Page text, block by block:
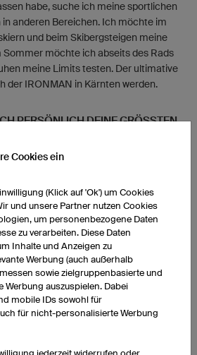
habe, suche ich meine sportlichen
anderen Bereichen. Ich möchte im
und beim Skibergsteigen meine
Sommer möchte ich abseits des Rads
meine Limits testen. Der ultimative
der IRONMAN in Kärnten werden.
PERSÖNLICH DEINE GRÖSSTEN E
Ergebnis 34.) dabei. Über mehrere
österreichischen Nationalteams. Beim
dem wichtigsten Event der lokalen
als 6. die Ziellinie überqueren. Ebenfalls
GP Slovenja UCI 1.2 UCI Punkte
2022 somit in 4 verschiedenen UCI
Vielseitigkeit möchte ich weiter
ausbauen.
Cookies ein
(Klick auf 'Ok') um Cookies
und unsere Partner nutzen Cookies
um personenbezogene Daten
zu verarbeiten. Diese Daten
Inhalte und Anzeigen zu
Werbung (auch außerhalb
sowie zielgruppenbasierte und
auszuspielen. Dabei
mobile IDs sowohl für
für nicht-personalisierte Werbung